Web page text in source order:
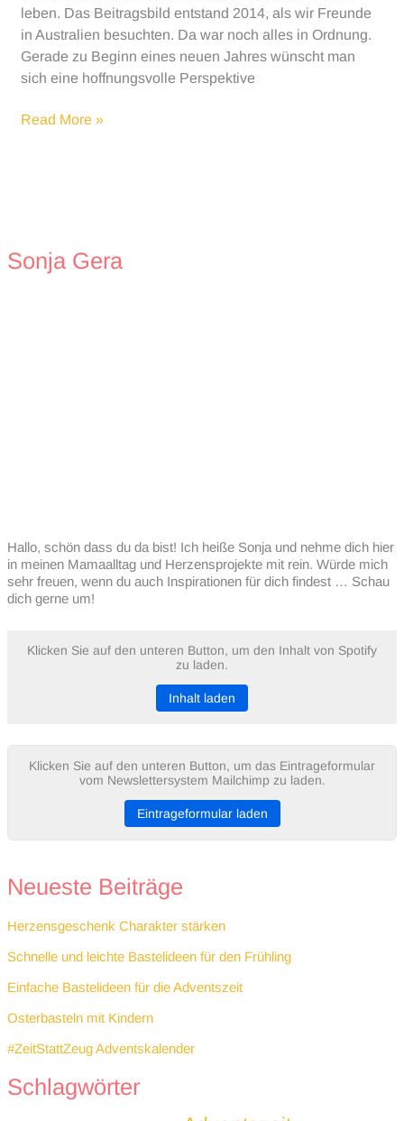
leben. Das Beitragsbild entstand 2014, als wir Freunde
in Australien besuchten. Da war noch alles in Ordnung.
Gerade zu Beginn eines neuen Jahres wünscht man
sich eine hoffnungsvolle Perspektive
Weltschmerz
Read More »
Sonja Gera
Hallo, schön dass du da bist! Ich heiße Sonja und nehme dich hier
in meinen Mamaalltag und Herzensprojekte mit rein. Würde mich
sehr freuen, wenn du auch Inspirationen für dich findest … Schau
dich gerne um!
Klicken Sie auf den unteren Button, um den Inhalt von Spotify
zu laden.
Inhalt laden
Klicken Sie auf den unteren Button, um das Eintrageformular
vom Newslettersystem Mailchimp zu laden.
Eintrageformular laden
Neueste Beiträge
Herzensgeschenk Charakter stärken
Schnelle und leichte Bastelideen für den Frühling
Einfache Bastelideen für die Adventszeit
Osterbasteln mit Kindern
#ZeitStattZeug Adventskalender
Schlagwörter